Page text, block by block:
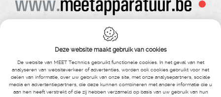
Alle prijzen zijn onder voorbehoud van wijziging
Bij bestelling ontvangt u vooraf de levering steeds een orderbevestiging
Copyright© alle rechten voorbehouden , gehele of gedeeldelijke overname van
tekst ,foto’s , video’s , verveelvoudiging op welke wijze dan ook , is niet toegestaan
Technics
MEET Technics - Boterstraat 14 - Bosmolens - 8870 Izegem -
Deze website maakt gebruik van cookies
De website van MEET Technics gebruikt functionele cookies. In het geval van het
analyseren van websiteverkeer of advertenties, worden ook cookies gebruikt voor het
delen van informatie, over uw gebruik van onze site, met onze analysepartners, sociale
media en advertentiepartners, die deze kunnen combineren met andere informatie die u
aan hen heeft verstrekt of die zij hebben verzameld op basis van uw gebruik van hun